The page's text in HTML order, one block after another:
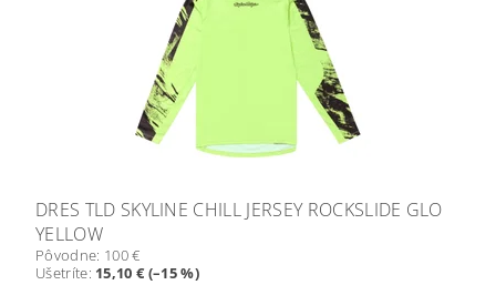
DRES TLD SKYLINE CHILL JERSEY ROCKSLIDE GLO
YELLOW
Pôvodne: 100 €
Ušetríte: 15,10 € (–15 %)